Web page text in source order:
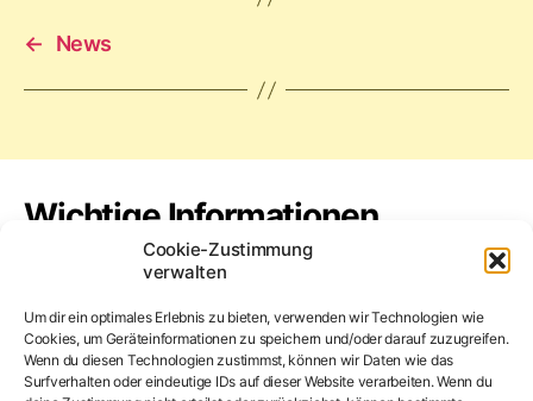
Cookie-Zustimmung
verwalten
Um dir ein optimales Erlebnis zu bieten, verwenden wir Technologien wie
Cookies, um Geräteinformationen zu speichern und/oder darauf zuzugreifen.
Wenn du diesen Technologien zustimmst, können wir Daten wie das
Surfverhalten oder eindeutige IDs auf dieser Website verarbeiten. Wenn du
← News
Wichtige Informationen
Öffnungszeiten:
Montag – Freitag: 8.30 – 12.30 Uhr
und 14.30 – 18.00 Uhr